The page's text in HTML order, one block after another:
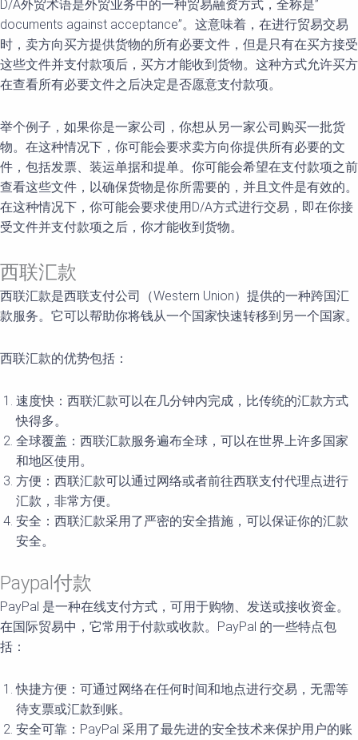
D/A外贸术语是外贸业务中的一种贸易融资方式，全称是”
documents against acceptance”。这意味着，在进行贸易交易
时，卖方向买方提供货物的所有必要文件，但是只有在买方接受
这些文件并支付款项后，买方才能收到货物。这种方式允许买方
在查看所有必要文件之后决定是否愿意支付款项。
举个例子，如果你是一家公司，你想从另一家公司购买一批货
物。在这种情况下，你可能会要求卖方向你提供所有必要的文
件，包括发票、装运单据和提单。你可能会希望在支付款项之前
查看这些文件，以确保货物是你所需要的，并且文件是有效的。
在这种情况下，你可能会要求使用D/A方式进行交易，即在你接
受文件并支付款项之后，你才能收到货物。
西联汇款
西联汇款是西联支付公司（Western Union）提供的一种跨国汇
款服务。它可以帮助你将钱从一个国家快速转移到另一个国家。
西联汇款的优势包括：
速度快：西联汇款可以在几分钟内完成，比传统的汇款方式
快得多。
全球覆盖：西联汇款服务遍布全球，可以在世界上许多国家
和地区使用。
方便：西联汇款可以通过网络或者前往西联支付代理点进行
汇款，非常方便。
安全：西联汇款采用了严密的安全措施，可以保证你的汇款
安全。
Paypal付款
PayPal 是一种在线支付方式，可用于购物、发送或接收资金。
在国际贸易中，它常用于付款或收款。PayPal 的一些特点包
括：
快捷方便：可通过网络在任何时间和地点进行交易，无需等
待支票或汇款到账。
安全可靠：PayPal 采用了最先进的安全技术来保护用户的账